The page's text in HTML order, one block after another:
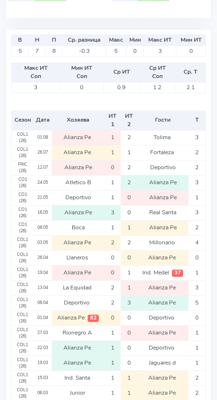
В Н П Ср. разница Макс Мин Макс ИТ
Мин ИТ
5
7 8 -0.3 5 0 3 0
Макс ИТ
Соп
Мин ИТ
Соп
Ср ИТ
Ср ИТ
Соп
Ср. Т
3
0 0.9 1.2 2.1
Сезон Дата Хозяева
ИТ
1
ИТ
2
Гости Т
COL1
(26)
01.08 Alianza Pe 1 2 Tolima 3
COL1
(26)
26.07 Alianza Pe 1 1 Fortaleza 2
FRIC
(26)
12.07 Alianza Pe 0 2 Deportivo 2
CO1
(26)
24.05 Atletico B 1 2 Alianza Pe 3
CO1
(26)
21.05 Deportivo 1 0 Alianza Pe 1
CO1
(26)
16.05 Alianza Pe 3 0 Real Santa 3
CO1
(26)
08.05 Boca 1 1 Alianza Pe 2
COL1
(26)
03.05 Alianza Pe 2 2 Millonario 4
COL1
(26)
26.04 Llaneros 0 0 Alianza Pe 0
COL1
(26)
19.04 Alianza Pe 0 1 Ind. Medel 37 1
COL1
(26)
13.04 La Equidad 2 1 Alianza Pe 3
COL1
(26)
06.04 Deportivo 2 3 Alianza Pe 5
COL1
(26)
01.04 Alianza Pe 82 0 0 Deportivo 0
COL1
(26)
27.03 Rionegro A 1 0 Alianza Pe 1
COL1
(26)
22.03 Alianza Pe 1 0 Deportivo 1
COL1
(26)
19.03 Alianza Pe 1 0 Jaguares d 1
COL1
(26)
15.03 Ind. Santa 1 1 Alianza Pe 2
COL1
(26)
06.03 Junior 1 1 Alianza Pe 2